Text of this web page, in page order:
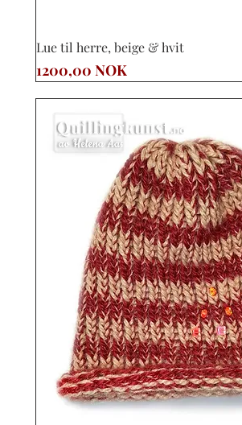
Vista rápida
Lue til herre, beige & hvit
Precio
1200,00 NOK